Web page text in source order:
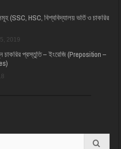
(SSC, HSC, বিশ্ববিদ্যালয় ভর্তি ও চাকরির
2019
চাকরির প্রস্তুতি – ইংরেজি (Preposition –